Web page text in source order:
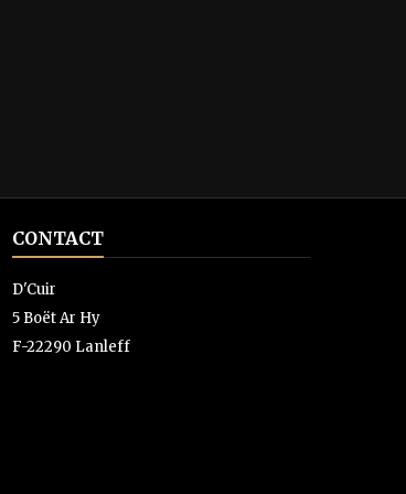
CONTACT
D'Cuir
5 Boët Ar Hy
F-22290 Lanleff